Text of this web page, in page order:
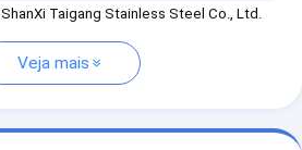
ShanXi Taigang Stainless Steel Co., Ltd.
Veja mais